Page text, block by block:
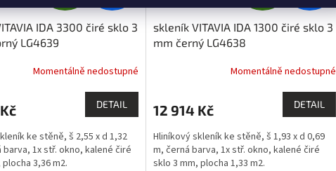
D
A
R
M
A
IDA 3300 čiré sklo 3
LG4639
Momentálně nedostupné
DETAIL
ke stěně, š 2,55 x d 1,32
1x stř. okno, kalené čiré
3,36 m2.
D
A
R
M
A
skleník VITAVIA IDA 1300 čiré sklo 3
mm černý LG4638
Momentálně nedostupné
12 914 Kč DETAIL
Hliníkový skleník ke stěně, š 1,93 x d 0,69
m, černá barva, 1x stř. okno, kalené čiré
sklo 3 mm, plocha 1,33 m2.